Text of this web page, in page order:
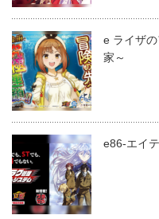
e ライザ
家～
e86-エイ